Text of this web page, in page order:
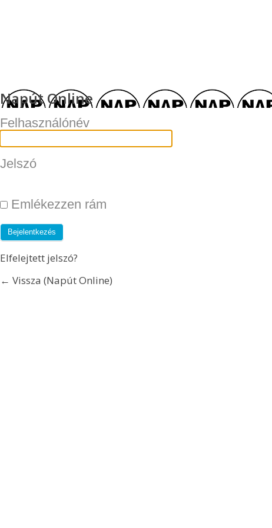
Napút Online
Felhasználónév
Jelszó
Emlékezzen rám
Elfelejtett jelszó?
← Vissza (Napút Online)